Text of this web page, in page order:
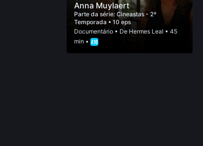
Anna Muylaert
Parte da série: Cineastas - 2ª
Temporada • 10 eps
Documentário• De Hermes Leal • 45
min •